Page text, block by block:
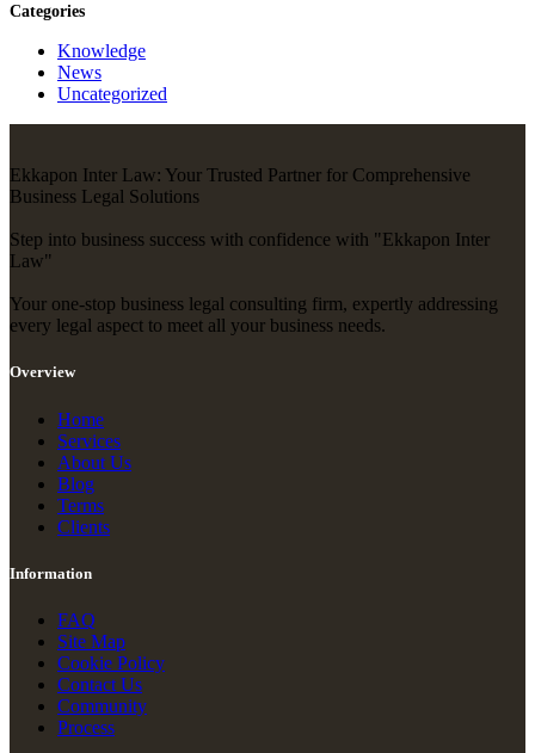
Categories
Knowledge
News
Uncategorized
Ekkapon Inter Law: Your Trusted Partner for Comprehensive
Business Legal Solutions
Step into business success with confidence with "Ekkapon Inter
Law"
Your one-stop business legal consulting firm, expertly addressing
every legal aspect to meet all your business needs.
Overview
Home
Services
About Us
Blog
Terms
Clients
Information
FAQ
Site Map
Cookie Policy
Contact Us
Community
Process